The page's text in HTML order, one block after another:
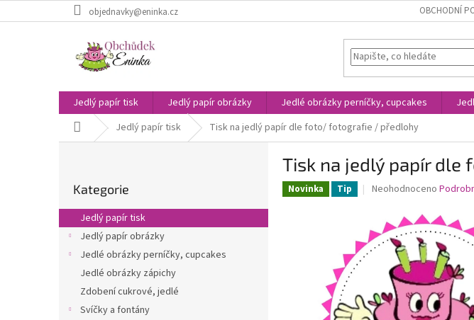
na
objednavky@eninka.cz OBCHODNÍ
Jedlý papír tisk Jedlý papír obrázky Jedlé obrázky perníčky, cupcakes
Domů Jedlý papír tisk Tisk na jedlý papír dle foto/ fotografie / předlohy
r
a
kategorie
Kategorie
Jedlý papír tisk
Jedlý papír obrázky
Jedlé obrázky perníčky, cupcakes
Jedlé obrázky zápichy
Zdobení cukrové, jedlé
Svíčky a fontány
Tisk na jedlý papír
Novinka Tip
Průměrné
produktu
je
0,0
z
hvězdiček.
Neohodnoceno